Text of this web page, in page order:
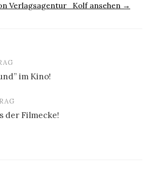
Verlagsagentur_Kolf ansehen →
im Kino!
der Filmecke!